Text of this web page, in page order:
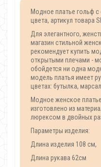
Модное платье гольф
цвета, артикул товара
Для элегантного,
магазин стильной
рекомендует купить
открытыми плечами -
обойдется ни одна
модель платья имеет
цветах: бутылка,
Модное женское
изготовлено из
люрексом в двойных
Параметры изделия:
Длина изделия 108 см,
Длина рукава 62см